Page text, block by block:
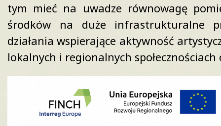
tym mieć na uwadze równowagę
środków na duże infrastrukturalne
działania wspierające aktywność
lokalnych i regionalnych społecznościach